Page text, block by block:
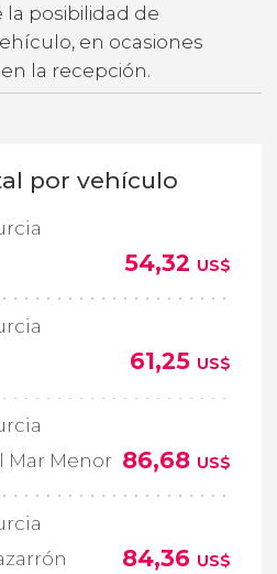
la posibilidad de
en ocasiones
la recepción.
por vehículo
54,32 US$
61,25 US$
Mar Menor 86,68 US$
84,36 US$